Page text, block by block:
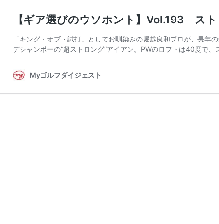
【ギア選びのウソホント】Vol.193 ス
「キング・オブ・試打」としてお馴染みの堀越良和プロが、長
デシャンボーの“超ストロング”アイアン。PWのロフトは40度で
Myゴルフダイジェスト